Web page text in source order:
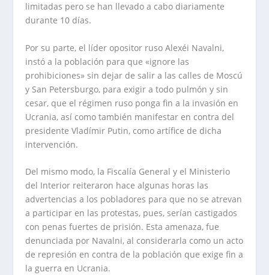
limitadas pero se han llevado a cabo diariamente
durante 10 días.
Por su parte, el líder opositor ruso Alexéi Navalni,
instó a la población para que «ignore las
prohibiciones» sin dejar de salir a las calles de Moscú
y San Petersburgo, para exigir a todo pulmón y sin
cesar, que el régimen ruso ponga fin a la invasión en
Ucrania, así como también manifestar en contra del
presidente Vladímir Putin, como artífice de dicha
intervención.
Del mismo modo, la Fiscalía General y el Ministerio
del Interior reiteraron hace algunas horas las
advertencias a los pobladores para que no se atrevan
a participar en las protestas, pues, serían castigados
con penas fuertes de prisión. Esta amenaza, fue
denunciada por Navalni, al considerarla como un acto
de represión en contra de la población que exige fin a
la guerra en Ucrania.